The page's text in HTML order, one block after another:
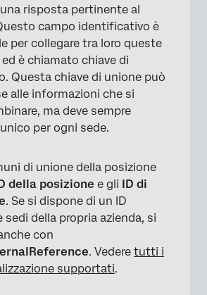
risposta pertinente al
campo identificativo è
per collegare tra loro queste
è chiamato chiave di
Questa chiave di unione può
alle informazioni che si
ma deve sempre
per ogni sede.
di unione della posizione
della posizione e gli ID di
. Se si dispone di un ID
sedi della propria azienda, si
con
. Vedere tutti i
supportati.